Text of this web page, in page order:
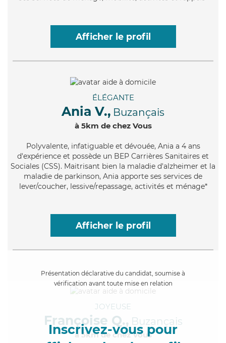
Afficher le profil
ÉLÉGANTE
Ania V., Buzançais
à 5km de chez Vous
Polyvalente, infatiguable et dévouée, Ania a 4 ans
d'expérience et possède un BEP Carrières Sanitaires et
Sociales (CSS). Maitrisant bien la maladie d'alzheimer et la
maladie de parkinson, Ania apporte ses services de
lever/coucher, lessive/repassage, activités et ménage*
Afficher le profil
Présentation déclarative du candidat, soumise à
vérification avant toute mise en relation
Inscrivez-vous pour
JOYEUSE
Françoise Q., Buzançais
à 5km de chez Vous